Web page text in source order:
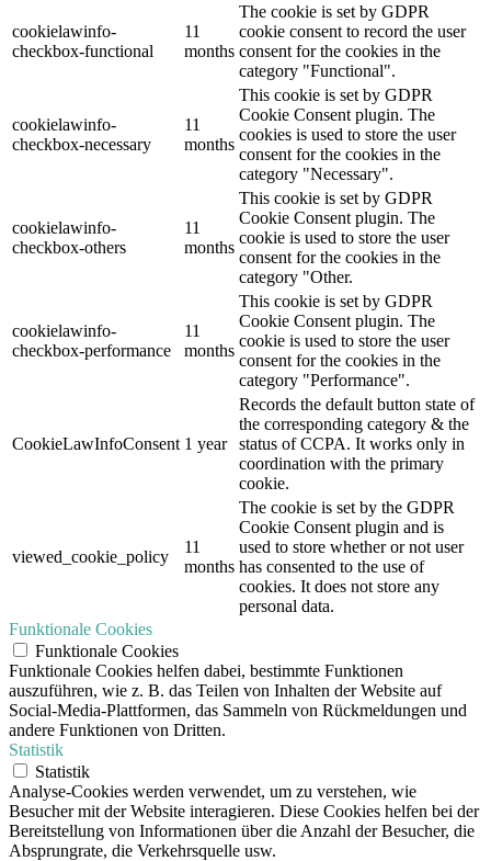
cookielawinfo-
checkbox-functional
11
months
The cookie is set by GDPR
cookie consent to record the user
consent for the cookies in the
category "Functional".
cookielawinfo-
checkbox-necessary
11
months
This cookie is set by GDPR
Cookie Consent plugin. The
cookies is used to store the user
consent for the cookies in the
category "Necessary".
cookielawinfo-
checkbox-others
11
months
This cookie is set by GDPR
Cookie Consent plugin. The
cookie is used to store the user
consent for the cookies in the
category "Other.
cookielawinfo-
checkbox-performance
11
months
This cookie is set by GDPR
Cookie Consent plugin. The
cookie is used to store the user
consent for the cookies in the
category "Performance".
CookieLawInfoConsent 1 year
Records the default button state of
the corresponding category & the
status of CCPA. It works only in
coordination with the primary
cookie.
viewed_cookie_policy
11
months
The cookie is set by the GDPR
Cookie Consent plugin and is
used to store whether or not user
has consented to the use of
cookies. It does not store any
personal data.
Funktionale Cookies
Funktionale Cookies
Funktionale Cookies helfen dabei, bestimmte Funktionen
auszuführen, wie z. B. das Teilen von Inhalten der Website auf
Social-Media-Plattformen, das Sammeln von Rückmeldungen und
andere Funktionen von Dritten.
Statistik
Statistik
Analyse-Cookies werden verwendet, um zu verstehen, wie
Besucher mit der Website interagieren. Diese Cookies helfen bei der
Bereitstellung von Informationen über die Anzahl der Besucher, die
Absprungrate, die Verkehrsquelle usw.